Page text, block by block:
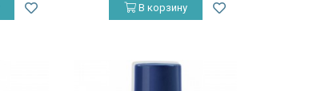
В корзину